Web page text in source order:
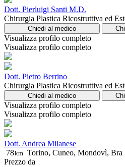
Dott. Pierluigi Santi M.D.
Chirurgia Plastica Ricostruttiva ed
Chiedi al medico
Visualizza profilo completo
Visualizza profilo completo
Dott. Pietro Berrino
Chirurgia Plastica Ricostruttiva ed
Chiedi al medico
Visualizza profilo completo
Visualizza profilo completo
Dott. Andrea Milanese
78km Torino, Cuneo, Mondovì, Bra
Prezzo da